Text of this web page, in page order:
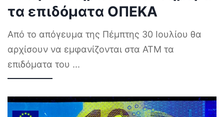
τα επιδόματα ΟΠΕΚΑ
Από το απόγευμα της Πέμπτης 30 Ιουλίου θα
αρχίσουν να εμφανίζονται στα ΑΤΜ τα
επιδόματα του ...